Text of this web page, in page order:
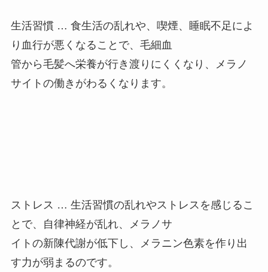
生活習慣 … 食生活の乱れや、喫煙、睡眠不足によ
り血行が悪くなることで、毛細血
管から毛髪へ栄養が行き渡りにくくなり、メラノ
サイトの働きがわるくなります。
ストレス … 生活習慣の乱れやストレスを感じるこ
とで、自律神経が乱れ、メラノサ
イトの新陳代謝が低下し、メラニン色素を作り出
す力が弱まるのです。